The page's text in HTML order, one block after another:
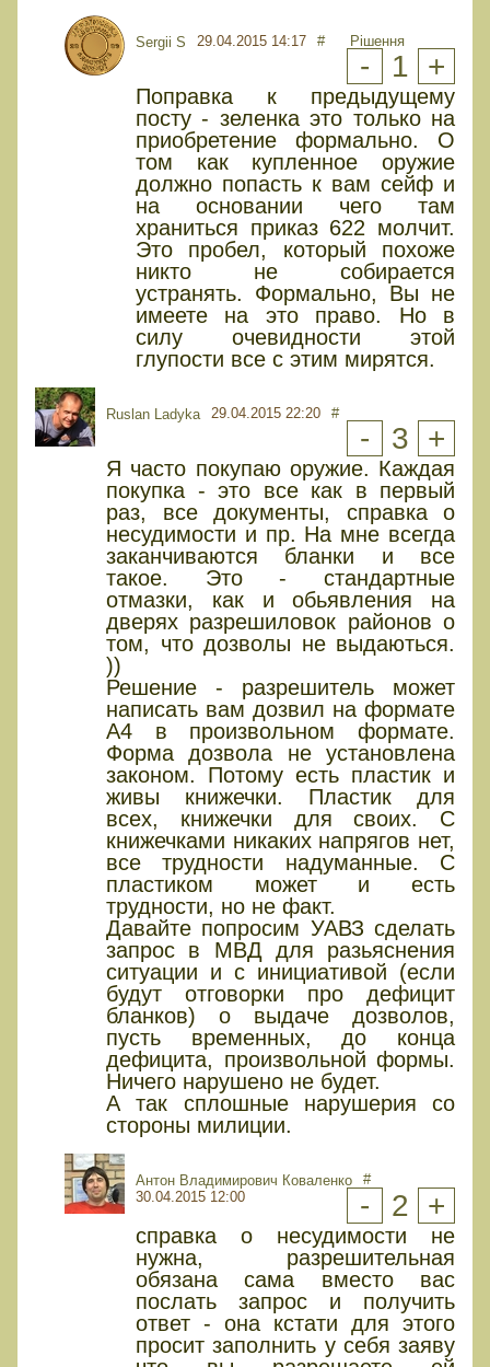
Sergii S 29.04.2015 14:17 # Рішення
- 1 +
Поправка к предыдущему
посту - зеленка это только на
приобретение формально. О
том как купленное оружие
должно попасть к вам сейф и
на основании чего там
храниться приказ 622 молчит.
Это пробел, который похоже
никто не собирается
устранять. Формально, Вы не
имеете на это право. Но в
силу очевидности этой
глупости все с этим мирятся.
Ruslan Ladyka 29.04.2015 22:20 #
- 3 +
Я часто покупаю оружие. Каждая
покупка - это все как в первый
раз, все документы, справка о
несудимости и пр. На мне всегда
заканчиваются бланки и все
такое. Это - стандартные
отмазки, как и обьявления на
дверях разрешиловок районов о
том, что дозволы не выдаються.
))
Решение - разрешитель может
написать вам дозвил на формате
А4 в произвольном формате.
Форма дозвола не установлена
законом. Потому есть пластик и
живы книжечки. Пластик для
всех, книжечки для своих. С
книжечками никаких напрягов нет,
все трудности надуманные. С
пластиком может и есть
трудности, но не факт.
Давайте попросим УАВЗ сделать
запрос в МВД для разьяснения
ситуации и с инициативой (если
будут отговорки про дефицит
бланков) о выдаче дозволов,
пусть временных, до конца
дефицита, произвольной формы.
Ничего нарушено не будет.
А так сплошные нарушерия со
стороны милиции.
Антон Владимирович Коваленко
30.04.2015 12:00
#
- 2 +
справка о несудимости не
нужна, разрешительная
обязана сама вместо вас
послать запрос и получить
ответ - она кстати для этого
просит заполнить у себя заяву